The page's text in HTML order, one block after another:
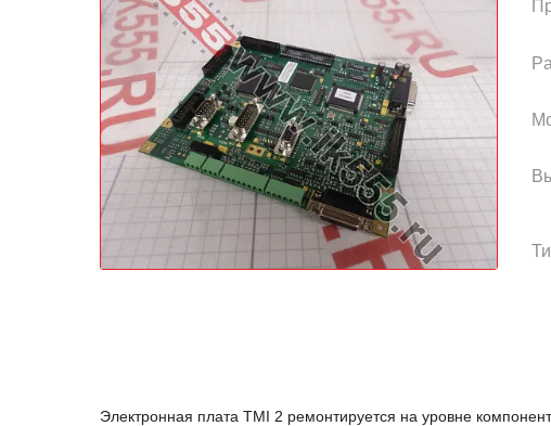
Электронная плата TMI 2 ремонтируется на уровне